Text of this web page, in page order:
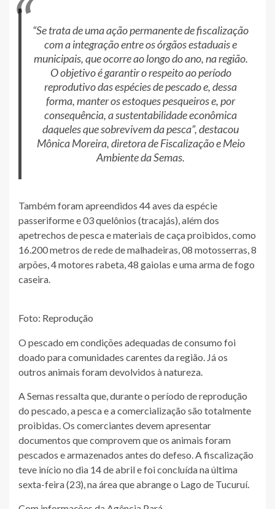
“Se trata de uma ação permanente de fiscalização
com a integração entre os órgãos estaduais e
municipais, que ocorre ao longo do ano, na região.
O objetivo é garantir o respeito ao período
reprodutivo das espécies de pescado e, dessa
forma, manter os estoques pesqueiros e, por
consequência, a sustentabilidade econômica
daqueles que sobrevivem da pesca”, destacou
Mônica Moreira, diretora de Fiscalização e Meio
Ambiente da Semas.
Também foram apreendidos 44 aves da espécie
passeriforme e 03 quelônios (tracajás), além dos
apetrechos de pesca e materiais de caça proibidos, como
16.200 metros de rede de malhadeiras, 08 motosserras, 8
arpões, 4 motores rabeta, 48 gaiolas e uma arma de fogo
caseira.
Foto: Reprodução
O pescado em condições adequadas de consumo foi
doado para comunidades carentes da região. Já os
outros animais foram devolvidos à natureza.
A Semas ressalta que, durante o período de reprodução
do pescado, a pesca e a comercialização são totalmente
proibidas. Os comerciantes devem apresentar
documentos que comprovem que os animais foram
pescados e armazenados antes do defeso. A fiscalização
teve início no dia 14 de abril e foi concluída na última
sexta-feira (23), na área que abrange o Lago de Tucuruí.